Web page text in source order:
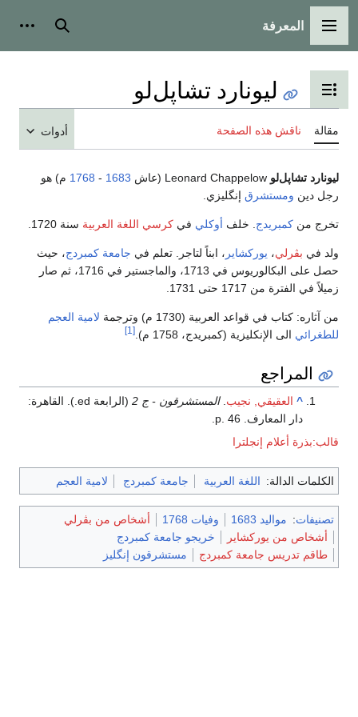
القائمة الرئيسية
المعرفة بحث
تبديل عرض جدول المحتويات
ليونارد تشاپل‌لو
مقالة ناقش هذه الصفحة أدوات
ليونارد تشاپل‌لو 1683
-
1768 م) هو
رجل دين ومستشرق إنگليزي.
تخرج من كمبريدج . خلف أوكلي في كرسي اللغة العربية سنة 1720.
ولد في بڤرلي، يوركشاير ، ابناً لتاجر. تعلم في جامعة كمبردج، حيث
حصل على البكالوريوس في 1713، والماجستير في 1716، ثم صار
زميلاً في الفترة من 1717 حتى 1731.
من آثاره: كتاب في قواعد العربية (1730 م) وترجمة
لامية العجم
للطغرائي الى الإنكليزية (كمبريدج، 1758 م). [1]
المراجع
^ العقيقي, نجيب .المستشرقون - ج 2
(الرابعة ed.). القاهرة:
دار المعارف. p. 46.
قالب:بذرة أعلام إنجلترا
الكلمات الدالة: اللغة العربية جامعة كمبردج لامية العجم
تصنيفات: مواليد 1683 وفيات 1768
أشخاص من بڤرلي
أشخاص من يوركشاير
خريجو جامعة كمبردج
طاقم تدريس جامعة كمبردج
مستشرقون إنگليز